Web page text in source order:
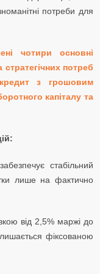
потреби для
чотири основні
потреб
з грошовим
капіталу та
стабільний
лише на фактично
від 2,5% маржі до
фіксованою